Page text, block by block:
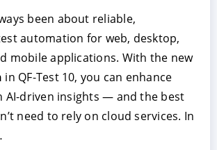
been about reliable,
automation for web, desktop,
mobile applications. With the new
in QF-Test 10, you can enhance
AI-driven insights — and the best
need to rely on cloud services. In